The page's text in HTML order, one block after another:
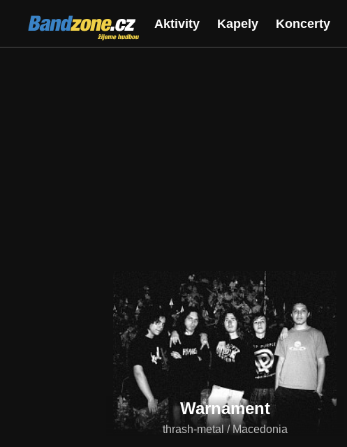
Bandzone.cz
žijeme hudbou
Aktivity Kapely Koncerty
Warnament
thrash-metal / Macedonia